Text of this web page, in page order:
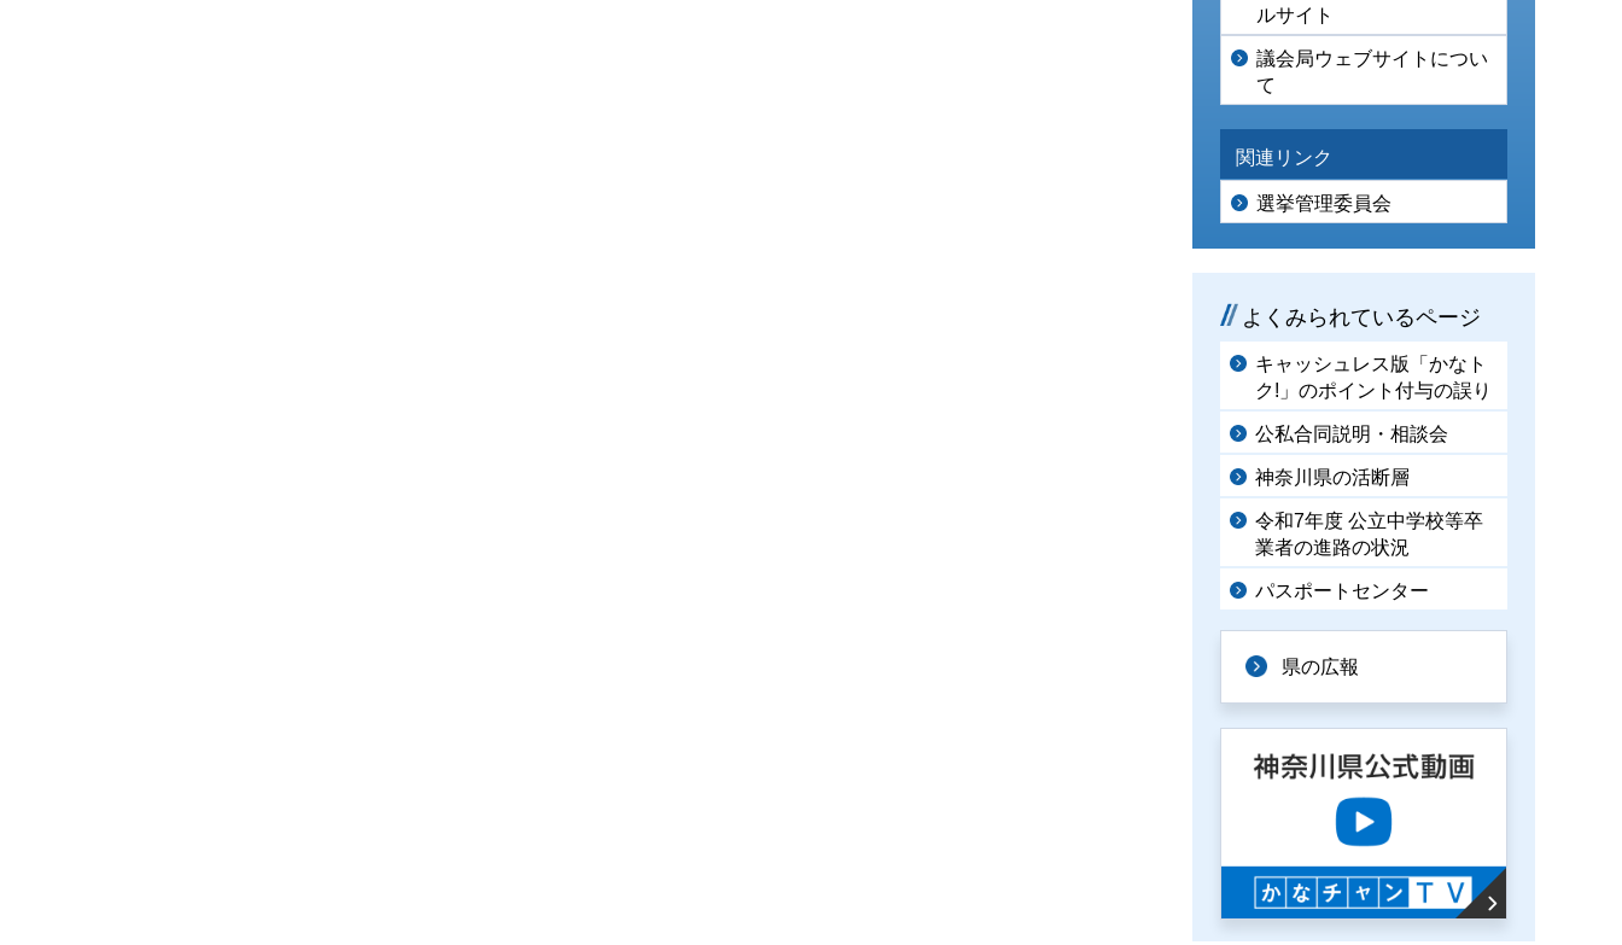
ルサイト
議会局ウェブサイトについ
て
関連リンク
選挙管理委員会
よくみられているページ
キャッシュレス版「かなト
ク!」のポイント付与の誤り
公私合同説明・相談会
神奈川県の活断層
令和7年度 公立中学校等卒
業者の進路の状況
パスポートセンター
県の広報